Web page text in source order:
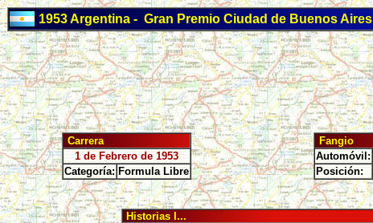
1953 Argentina - Gran Premio Ciudad de Buenos Aires
Carrera
1 de Febrero de 1953
Categoría: Formula Libre
Fangio
Automóvil:
Posición:
Historias I...